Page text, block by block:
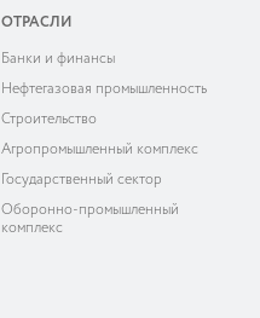
ОТРАСЛИ
Банки и финансы
Нефтегазовая промышленность
Строительство
Агропромышленный комплекс
Государственный сектор
Оборонно-промышленный
комплекс